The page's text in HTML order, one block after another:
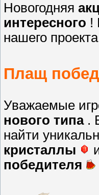
Новогодняя
интересного !
нашего
Плащ
Уважаемые
нового типа.
найти
кристаллы
победителя